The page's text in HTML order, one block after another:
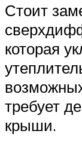
Стоит
которая
требует
крыши.